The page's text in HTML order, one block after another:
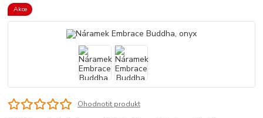
Akce
Ohodnotit produkt